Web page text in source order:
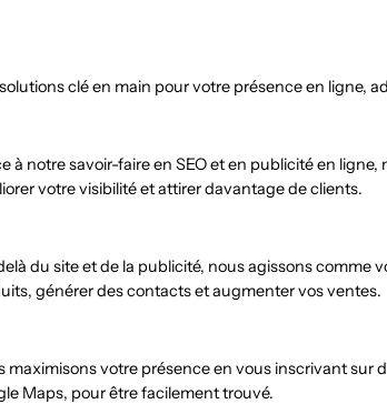
clé en main pour votre présence en ligne,
à notre savoir-faire en SEO et en publicité en
votre visibilité et attirer davantage de clients.
du site et de la publicité, nous agissons comme
générer des contacts et augmenter vos ventes.
maximisons votre présence en vous inscrivant sur
Maps, pour être facilement trouvé.